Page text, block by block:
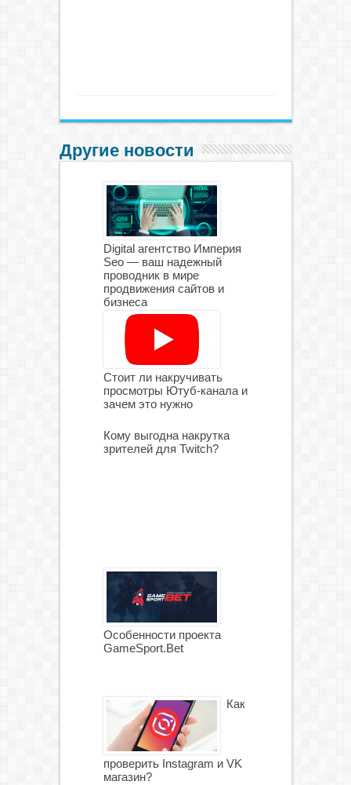
Другие новости
Digital агентство Империя
Seo — ваш надежный
проводник в мире
продвижения сайтов и
бизнеса
Стоит ли накручивать
просмотры Ютуб-канала и
зачем это нужно
Кому выгодна накрутка
зрителей для Twitch?
Особенности проекта
GameSport.Bet
Как
проверить Instagram и VK
магазин?